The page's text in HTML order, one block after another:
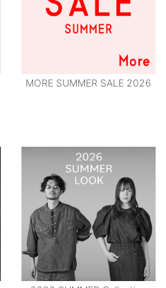
MORE SUMMER SALE 2026